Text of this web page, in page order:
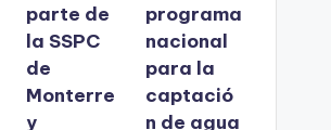
parte de
la SSPC
de
Monterre
y
programa
nacional
para la
captació
n de agua